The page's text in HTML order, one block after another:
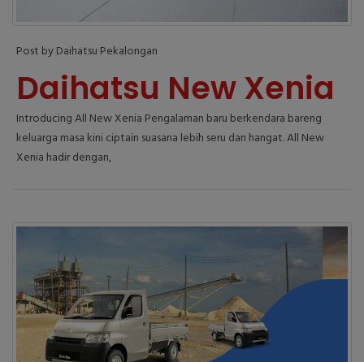
Post by Daihatsu Pekalongan
Daihatsu New Xenia
Introducing All New Xenia Pengalaman baru berkendara bareng
keluarga masa kini ciptain suasana lebih seru dan hangat. All New
Xenia hadir dengan,